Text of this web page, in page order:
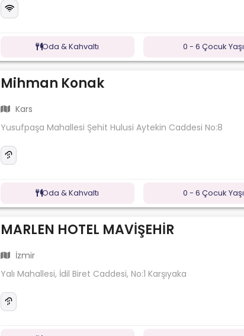
Oda & Kahvaltı 0 - 6 Çocuk Yaşı
Mihman Konak
Kars
Yusufpaşa Mahallesi Şehit Hulusi Aytekin Caddesi No:8
Oda & Kahvaltı 0 - 6 Çocuk Yaşı
MARLEN HOTEL MAVİŞEHİR
İzmir
Yalı Mahallesi, İdil Biret Caddesi, No:1 Karşıyaka